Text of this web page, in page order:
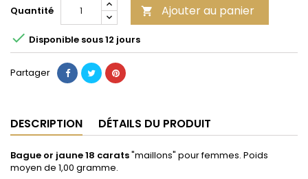
Quantité  Ajouter au panier
 Disponible sous 12 jours
Partager
DESCRIPTION DÉTAILS DU PRODUIT
Bague or jaune 18 carats"maillons" pour femmes. Poids
moyen de 1,00 gramme.